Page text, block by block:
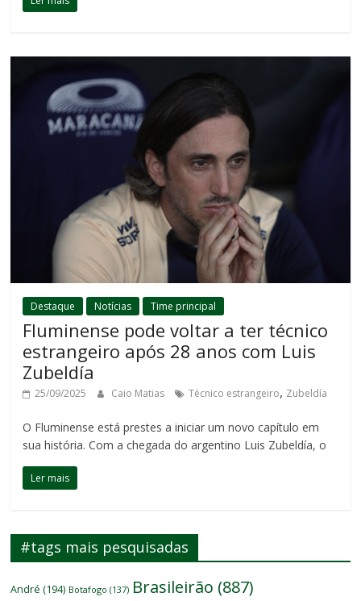
Destaque Notícias Time principal
Fluminense pode voltar a ter técnico
estrangeiro após 28 anos com Luis
Zubeldía
25/09/2025 Caio Matias Técnico estrangeiro, Zubeldía
O Fluminense está prestes a iniciar um novo capítulo em
sua história. Com a chegada do argentino Luis Zubeldía, o
Ler mais
#tags mais pesquisadas
André (194) Botafogo (137) Brasileirão (887)